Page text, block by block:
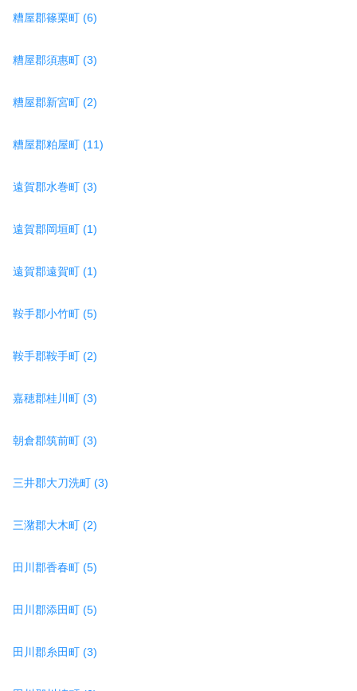
糟屋郡篠栗町 (6)
糟屋郡須惠町 (3)
糟屋郡新宮町 (2)
糟屋郡粕屋町 (11)
遠賀郡水巻町 (3)
遠賀郡岡垣町 (1)
遠賀郡遠賀町 (1)
鞍手郡小竹町 (5)
鞍手郡鞍手町 (2)
嘉穂郡桂川町 (3)
朝倉郡筑前町 (3)
三井郡大刀洗町 (3)
三潴郡大木町 (2)
田川郡香春町 (5)
田川郡添田町 (5)
田川郡糸田町 (3)